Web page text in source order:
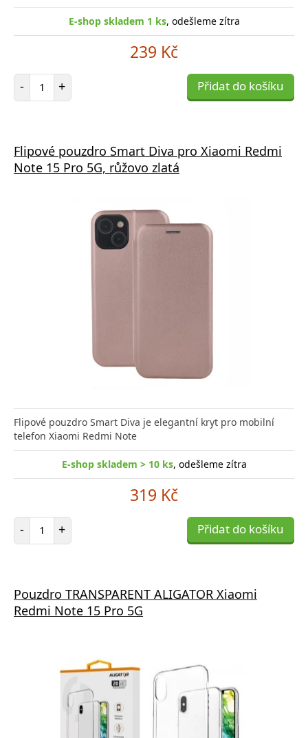
E-shop skladem 1 ks, odešleme zítra
239 Kč
- Počet položek
+ Přidat do košíku
Flipové pouzdro Smart Diva pro Xiaomi Redmi
Note 15 Pro 5G, růžovo zlatá
Flipové pouzdro Smart Diva je elegantní kryt pro mobilní
telefon Xiaomi Redmi Note
E-shop skladem > 10 ks, odešleme zítra
319 Kč
- Počet položek
+ Přidat do košíku
Pouzdro TRANSPARENT ALIGATOR Xiaomi
Redmi Note 15 Pro 5G